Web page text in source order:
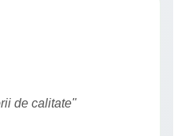
de calitate"